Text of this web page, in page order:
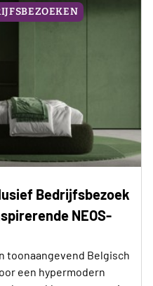
Bedrijfsbezoek
NEOS-
toonaangevend Belgisch
een hypermodern